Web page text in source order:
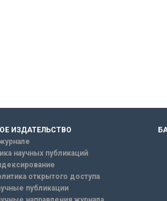
ИЗДАТЕЛЬСТВО
научных публикаций
открытого доступа
публикации